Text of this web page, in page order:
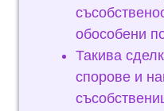
обособени
Такива
спорове и